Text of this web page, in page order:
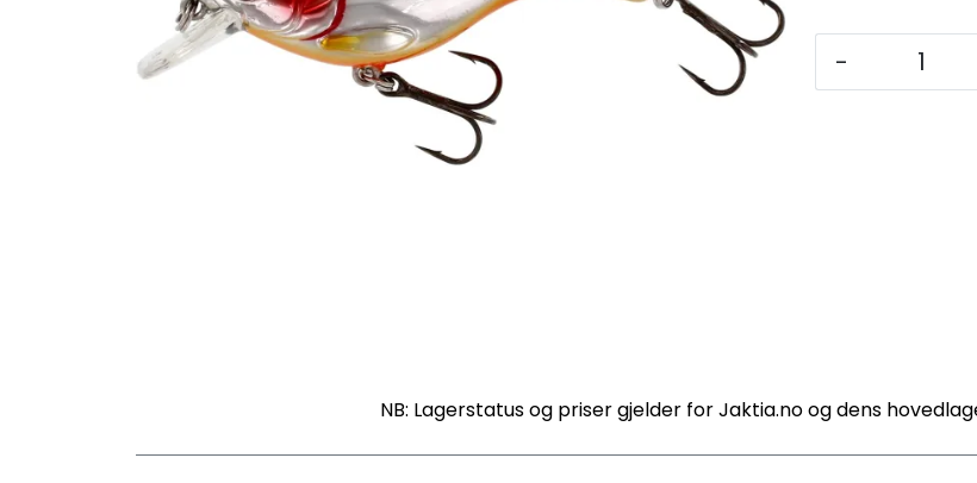
-
NB: Lagerstatus og priser gjelder for Jaktia.no og dens